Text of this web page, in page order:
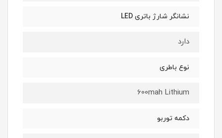
نشانگر شارژ باتری LED
دارد
نوع باطری
600mah Lithium
دکمه توربو